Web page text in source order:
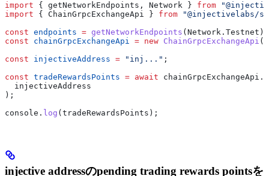
import { getNetworkEndpoints , Network } from
import { ChainGrpcExchangeApi } from "@injectivelabs/
const endpoints = getNetworkEndpoints ( Network . Testnet );
const chainGrpcExchangeApi = new ChainGrpcExchangeApi (
const injectiveAddress = "inj..." ;
const tradeRewardsPoints = await chainGrpcExchangeApi .
  injectiveAddress
);
console . log ( tradeRewardsPoints );
injective addressのpending trading rewards pointsを